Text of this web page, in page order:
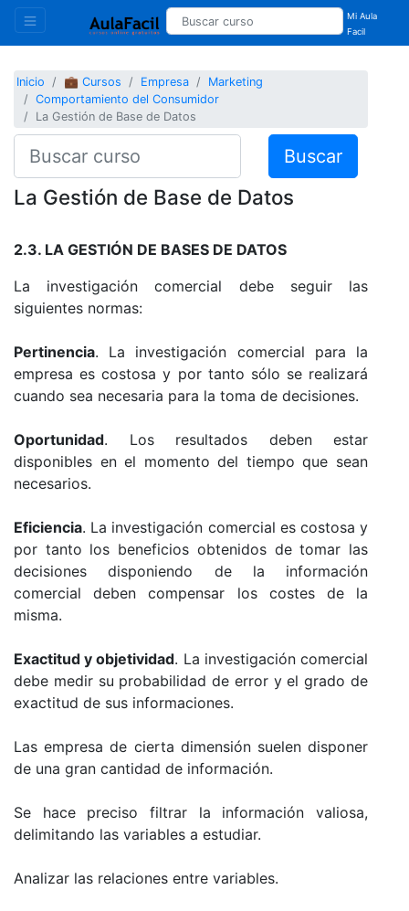
Mi Aula
Facil
Inicio 💼 Cursos Empresa
Marketing
Comportamiento del Consumidor
La Gestión de Base de Datos
Buscar
La Gestión de Base de Datos
2.3. LA GESTIÓN DE BASES DE DATOS
La investigación comercial debe seguir las
siguientes normas:
Pertinencia. La investigación comercial para la
empresa es costosa y por tanto sólo se realizará
cuando sea necesaria para la toma de decisiones.
Oportunidad. Los resultados deben estar
disponibles en el momento del tiempo que sean
necesarios.
Eficiencia. La investigación comercial es costosa y
por tanto los beneficios obtenidos de tomar las
decisiones disponiendo de la información
comercial deben compensar los costes de la
misma.
Exactitud y objetividad. La investigación comercial
debe medir su probabilidad de error y el grado de
exactitud de sus informaciones.
Las empresa de cierta dimensión suelen disponer
de una gran cantidad de información.
Se hace preciso filtrar la información valiosa,
delimitando las variables a estudiar.
Analizar las relaciones entre variables.